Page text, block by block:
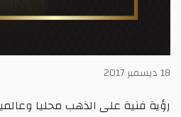
18 ديسمبر 2017
رؤية فنية على الذهب محليا